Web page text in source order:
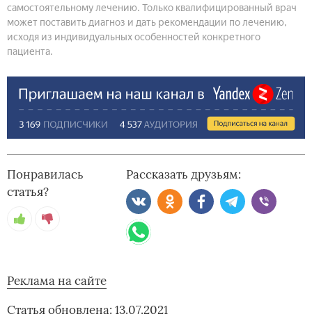
самостоятельному лечению. Только квалифицированный врач
может поставить диагноз и дать рекомендации по лечению,
исходя из индивидуальных особенностей конкретного
пациента.
Понравилась
статья?
Рассказать друзьям:
Реклама на сайте
Статья обновлена: 13.07.2021